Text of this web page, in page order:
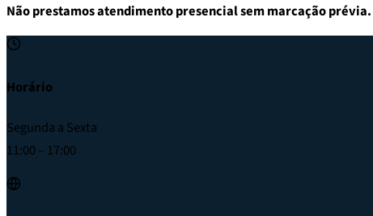
Não prestamos atendimento presencial sem marcação prévia.
Horário
Segunda a Sexta
11:00 – 17:00